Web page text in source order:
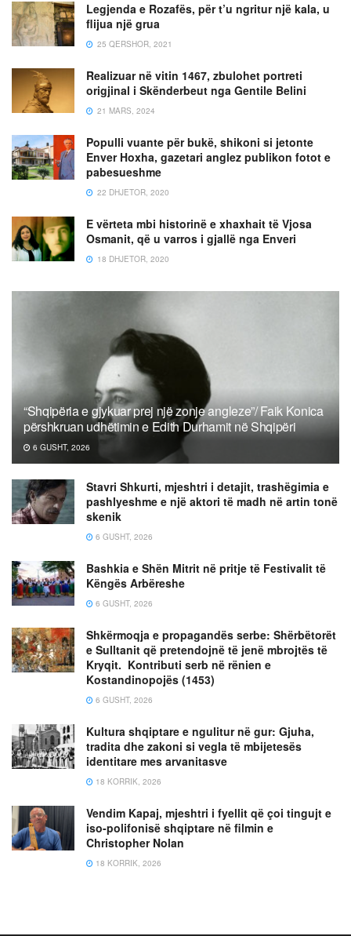
Legjenda e Rozafës, për t’u ngritur një kala, u
flijua një grua
25 QERSHOR, 2021
Realizuar në vitin 1467, zbulohet portreti
origjinal i Skënderbeut nga Gentile Belini
21 MARS, 2024
Populli vuante për bukë, shikoni si jetonte
Enver Hoxha, gazetari anglez publikon fotot e
pabesueshme
22 DHJETOR, 2020
E vërteta mbi historinë e xhaxhait të Vjosa
Osmanit, që u varros i gjallë nga Enveri
18 DHJETOR, 2020
“Shqipëria e gjykuar prej një zonje angleze”/ Faik Konica
përshkruan udhëtimin e Edith Durhamit në Shqipëri
6 GUSHT, 2026
Stavri Shkurti, mjeshtri i detajit, trashëgimia e
pashlyeshme e një aktori të madh në artin tonë
skenik
6 GUSHT, 2026
Bashkia e Shën Mitrit në pritje të Festivalit të
Këngës Arbëreshe
6 GUSHT, 2026
Shkërmoqja e propagandës serbe: Shërbëtorët
e Sulltanit që pretendojnë të jenë mbrojtës të
Kryqit. Kontributi serb në rënien e
Kostandinopojës (1453)
6 GUSHT, 2026
Kultura shqiptare e ngulitur në gur: Gjuha,
tradita dhe zakoni si vegla të mbijetesës
identitare mes arvanitasve
18 KORRIK, 2026
Vendim Kapaj, mjeshtri i fyellit që çoi tingujt e
iso-polifonisë shqiptare në filmin e
Christopher Nolan
18 KORRIK, 2026